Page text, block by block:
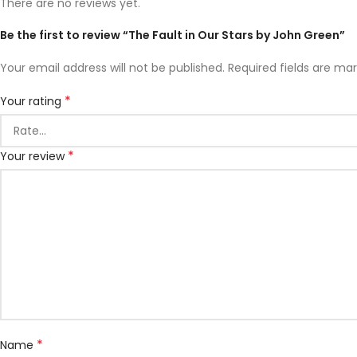
There are no reviews yet.
Be the first to review “The Fault in Our Stars by John Green”
Your email address will not be published. Required fields are
Your rating *
Your review *
Name *